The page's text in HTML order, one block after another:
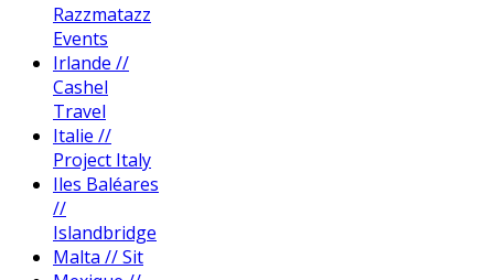
Razzmatazz
Events
Irlande //
Cashel
Travel
Italie //
Project Italy
Iles Baléares
//
Islandbridge
Malta // Sit